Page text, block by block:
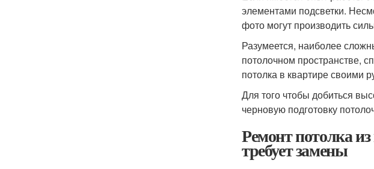
элементами подсветки.
фото могут производить
Разумеется, наиболее
потолочном пространстве,
потолка в квартире своими
Для того чтобы добиться
черновую подготовку
Ремонт потолка
требует замены